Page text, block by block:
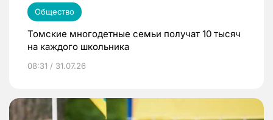
Общество
Томские многодетные семьи получат 10 тысяч
на каждого школьника
08:31 / 31.07.26